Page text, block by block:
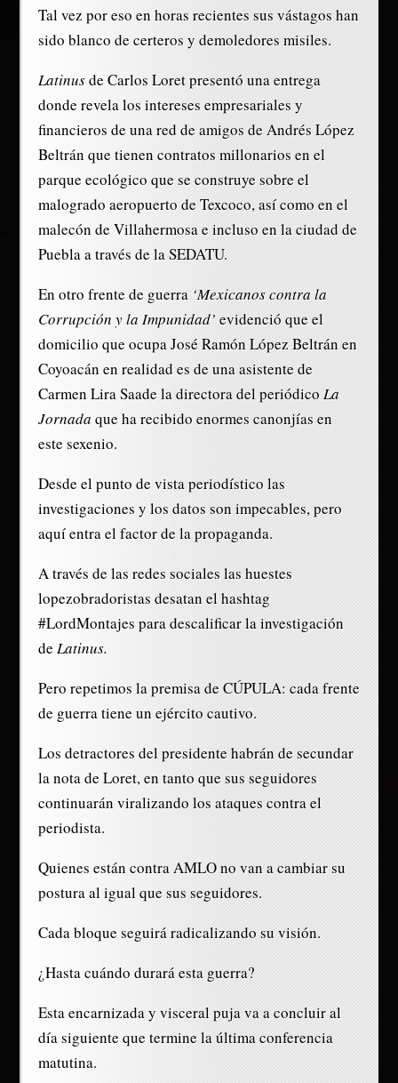
Tal vez por eso en horas recientes sus vástagos han
sido blanco de certeros y demoledores misiles.
Latinusde Carlos Loret presentó una entrega
donde revela los intereses empresariales y
financieros de una red de amigos de Andrés López
Beltrán que tienen contratos millonarios en el
parque ecológico que se construye sobre el
malogrado aeropuerto de Texcoco, así como en el
malecón de Villahermosa e incluso en la ciudad de
Puebla a través de la SEDATU.
En otro frente de guerra ‘Mexicanos contra la
Corrupción y la Impunidad’ evidenció que el
domicilio que ocupa José Ramón López Beltrán en
Coyoacán en realidad es de una asistente de
Carmen Lira Saade la directora del periódicoLa
Jornada que ha recibido enormes canonjías en
este sexenio.
Desde el punto de vista periodístico las
investigaciones y los datos son impecables, pero
aquí entra el factor de la propaganda.
A través de las redes sociales las huestes
lopezobradoristas desatan el hashtag
#LordMontajes para descalificar la investigación
de Latinus.
Pero repetimos la premisa de CÚPULA: cada frente
de guerra tiene un ejército cautivo.
Los detractores del presidente habrán de secundar
la nota de Loret, en tanto que sus seguidores
continuarán viralizando los ataques contra el
periodista.
Quienes están contra AMLO no van a cambiar su
postura al igual que sus seguidores.
Cada bloque seguirá radicalizando su visión.
¿Hasta cuándo durará esta guerra?
Esta encarnizada y visceral puja va a concluir al
día siguiente que termine la última conferencia
matutina.